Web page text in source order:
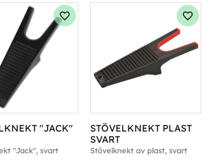
"JACK"
"Jack", svart
Lägg till i favoriter
STÖVELKNEKT PLAST
SVART
Stövelknekt av plast, svart
Lägg